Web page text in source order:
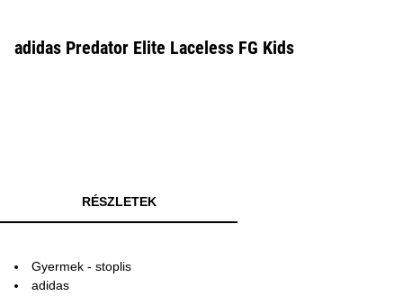
adidas Predator Elite Laceless FG Kids
RÉSZLETEK
Gyermek - stoplis
adidas